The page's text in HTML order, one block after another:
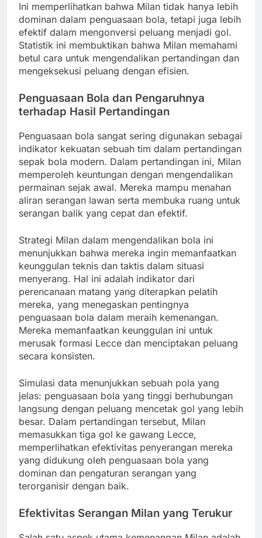
Ini memperlihatkan bahwa Milan tidak hanya lebih
dominan dalam penguasaan bola, tetapi juga lebih
efektif dalam mengonversi peluang menjadi gol.
Statistik ini membuktikan bahwa Milan memahami
betul cara untuk mengendalikan pertandingan dan
mengeksekusi peluang dengan efisien.
Penguasaan Bola dan Pengaruhnya
terhadap Hasil Pertandingan
Penguasaan bola sangat sering digunakan sebagai
indikator kekuatan sebuah tim dalam pertandingan
sepak bola modern. Dalam pertandingan ini, Milan
memperoleh keuntungan dengan mengendalikan
permainan sejak awal. Mereka mampu menahan
aliran serangan lawan serta membuka ruang untuk
serangan balik yang cepat dan efektif.
Strategi Milan dalam mengendalikan bola ini
menunjukkan bahwa mereka ingin memanfaatkan
keunggulan teknis dan taktis dalam situasi
menyerang. Hal ini adalah indikator dari
perencanaan matang yang diterapkan pelatih
mereka, yang menegaskan pentingnya
penguasaan bola dalam meraih kemenangan.
Mereka memanfaatkan keunggulan ini untuk
merusak formasi Lecce dan menciptakan peluang
secara konsisten.
Simulasi data menunjukkan sebuah pola yang
jelas: penguasaan bola yang tinggi berhubungan
langsung dengan peluang mencetak gol yang lebih
besar. Dalam pertandingan tersebut, Milan
memasukkan tiga gol ke gawang Lecce,
memperlihatkan efektivitas penyerangan mereka
yang didukung oleh penguasaan bola yang
dominan dan pengaturan serangan yang
terorganisir dengan baik.
Efektivitas Serangan Milan yang Terukur